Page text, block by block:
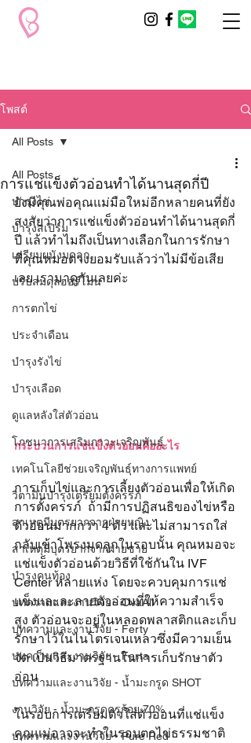
โพสต์
All Posts
บำรุงไข่
บำรุงสเปิร์ม
เตรียมผนังมดลูก
ปรับสมดุลฮอร์โมน
การตกไข่
ประจำเดือน
บำรุงรังไข่
บำรุงเลือด
ดูแลหลังใส่ตัวอ่อน
โภชนาการเสริมภาวะเจริญพันธุ์
เทคโนโลยีช่วยเจริญพันธุ์ทางการแพทย์
วิตามินบำรุงเตรียมตั้งครรภ์
สาเหตุมีบุตรยากจากฝ่ายหญิง
สาเหตุมีบุตรยากจากฝ่ายชาย
บำรุงคนท้อง
บทความและงานวิจัย - OvaAll
บทความและงานวิจัย - Ferty
บทความและงานวิจัย - Ferta
บทความและงานวิจัย - น้ำมะกรูด SHOT
งานวิจัย - น้ำมะกรูดครูก้อย 70%
บทความและงานวิจัย - Pure Red
All Posts
การแช่แข็งตัวอ่อนทำได้นานสุดกี่ปี
ยังมีคุณพ่อคุณแม่มือใหม่อีกหลายคนที่ยัง
สงสัยว่าการแช่แข็งตัวอ่อนทำได้นานสุดกี่
ปี แล้วทำไมถึงเป็นทางเลือกในการรักษา
ที่คุณหมอต่างยอมรับแล้วว่าไม่มีข้อเสีย
เลย เรามาดูกันเลยค่ะ
กระบวนการแช่แข็งตัวอ่อนคืออะไร
การเก็บไข่และการเลี้ยงตัวอ่อนเพื่อให้เกิด
การตั้งครรภ์  ถ้ามีการปฏิสนธิของไข่หรือ
ตัวอ่อนมากกว่า 4 ตัว และไม่สามารถใส่
กลับเข้าโพรงมดลูกในรอบนั้น คุณหมอจะ
แช่แข็งตัวอ่อนด้วยวิธีที่ใช้กันใน IVF
Center หลายแห่ง โดยจะควบคุมการแช่
แข็งและละลายตัวอ่อนที่ให้ความสำเร็จ
สูง ตัวอ่อนจะอยู่ในหลอดพลาสติกและเก็บ
รักษาไว้ในไนโตรเจนเหลวซึ่งมีความเย็น
จัด เป็นวิธีมาตรฐานในการเก็บรักษาตัว
อ่อน
ในรอบการเตรียมตัวใส่ตัวอ่อนที่แช่แข็ง
คุณแม่อาจจะทำในรอบตกไข่ธรรมชาติ